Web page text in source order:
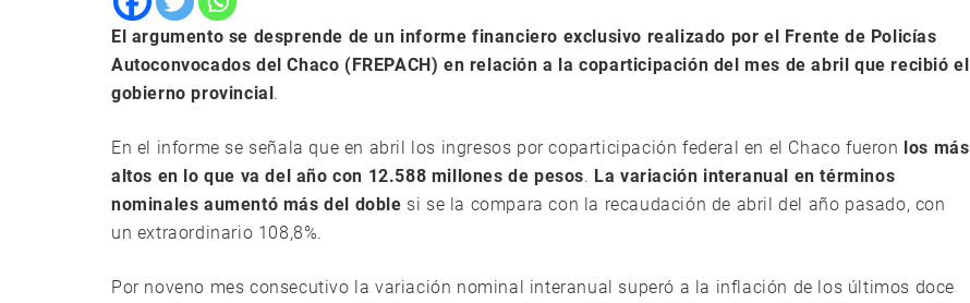
El argumento se desprende de un informe financiero exclusivo realizado por el Frente de Policías
Autoconvocados del Chaco (FREPACH) en relación a la coparticipación del mes de abril que recibió el
gobierno provincial.
En el informe se señala que en abril los ingresos por coparticipación federal en el Chaco fueron los más
altos en lo que va del año con 12.588 millones de pesos. La variación interanual en términos
nominales aumentó más del doble si se la compara con la recaudación de abril del año pasado, con
un extraordinario 108,8%.
Por noveno mes consecutivo la variación nominal interanual superó a la inflación de los últimos doce